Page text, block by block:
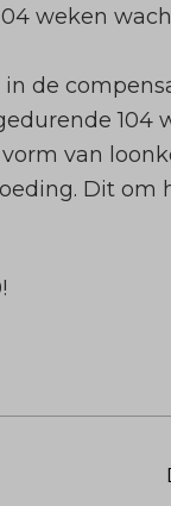
weken
in de
104
van
Dit